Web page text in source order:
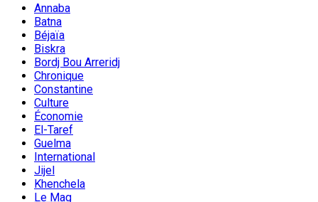
Annaba
Batna
Béjaïa
Biskra
Bordj Bou Arreridj
Chronique
Constantine
Culture
Économie
El-Taref
Guelma
International
Jijel
Khenchela
Le Mag